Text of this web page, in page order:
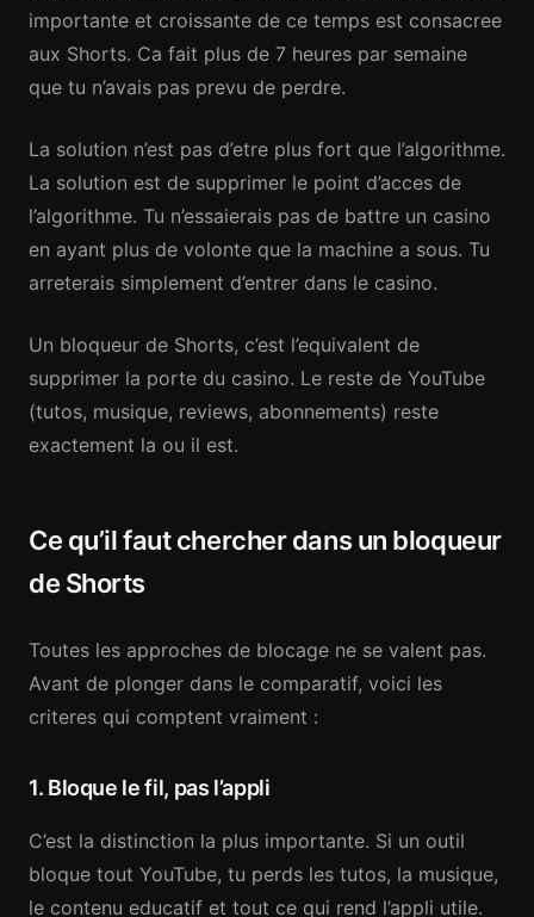
importante et croissante de ce temps est consacree
aux Shorts. Ca fait plus de 7 heures par semaine
que tu n’avais pas prevu de perdre.
La solution n’est pas d’etre plus fort que l’algorithme.
La solution est de supprimer le point d’acces de
l’algorithme. Tu n’essaierais pas de battre un casino
en ayant plus de volonte que la machine a sous. Tu
arreterais simplement d’entrer dans le casino.
Un bloqueur de Shorts, c’est l’equivalent de
supprimer la porte du casino. Le reste de YouTube
(tutos, musique, reviews, abonnements) reste
exactement la ou il est.
Ce qu’il faut chercher dans un bloqueur
de Shorts
Toutes les approches de blocage ne se valent pas.
Avant de plonger dans le comparatif, voici les
criteres qui comptent vraiment :
1. Bloque le fil, pas l’appli
C’est la distinction la plus importante. Si un outil
bloque tout YouTube, tu perds les tutos, la musique,
le contenu educatif et tout ce qui rend l’appli utile.